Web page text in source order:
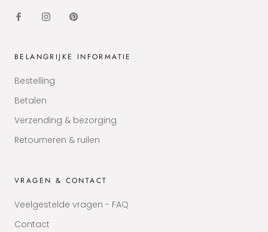
BELANGRIJKE INFORMATIE
Bestelling
Betalen
Verzending & bezorging
Retourneren & ruilen
VRAGEN & CONTACT
Veelgestelde vragen - FAQ
Contact